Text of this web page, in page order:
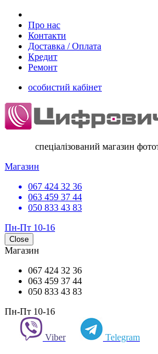
Про нас
Контакти
Доставка / Оплата
Кредит
Ремонт
особистий кабінет
спеціалізований магазин
Магазин
067 424 32 36
063 459 37 44
050 833 43 83
Пн-Пт 10-16
Close
Магазин
067 424 32 36
063 459 37 44
050 833 43 83
Пн-Пт 10-16
Viber Telegram